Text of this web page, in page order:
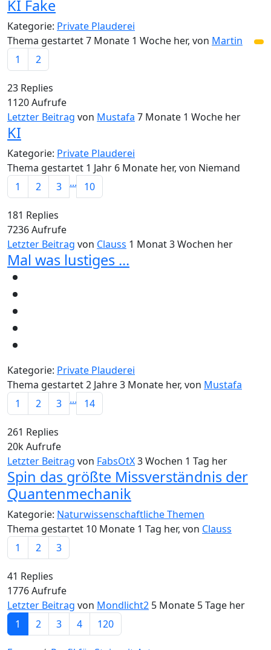
KI Fake
Kategorie: Private Plauderei
Thema gestartet 7 Monate 1 Woche her, von Martin
1
2
23 Replies
1120Aufrufe
Letzter Beitrag von Mustafa 7 Monate 1 Woche her
KI
Kategorie: Private Plauderei
Thema gestartet 1 Jahr 6 Monate her, von Niemand
1
2 3 ... 10
181 Replies
7236Aufrufe
Letzter Beitrag von Clauss 1 Monat 3 Wochen her
Mal was lustiges ...
Kategorie: Private Plauderei
Thema gestartet 2 Jahre 3 Monate her, von Mustafa
1
2 3 ... 14
261 Replies
20kAufrufe
Letzter Beitrag von FabsOtX3 Wochen 1 Tag her
Spin das größte Missverständnis der
Quantenmechanik
Kategorie: Naturwissenschaftliche Themen
Thema gestartet 10 Monate 1 Tag her, von Clauss
1
2 3
41 Replies
1776Aufrufe
Letzter Beitrag von Mondlicht2 5 Monate 5 Tage her
1
2 3 4 120